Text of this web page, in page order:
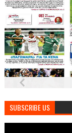
SUBSCRIBE US